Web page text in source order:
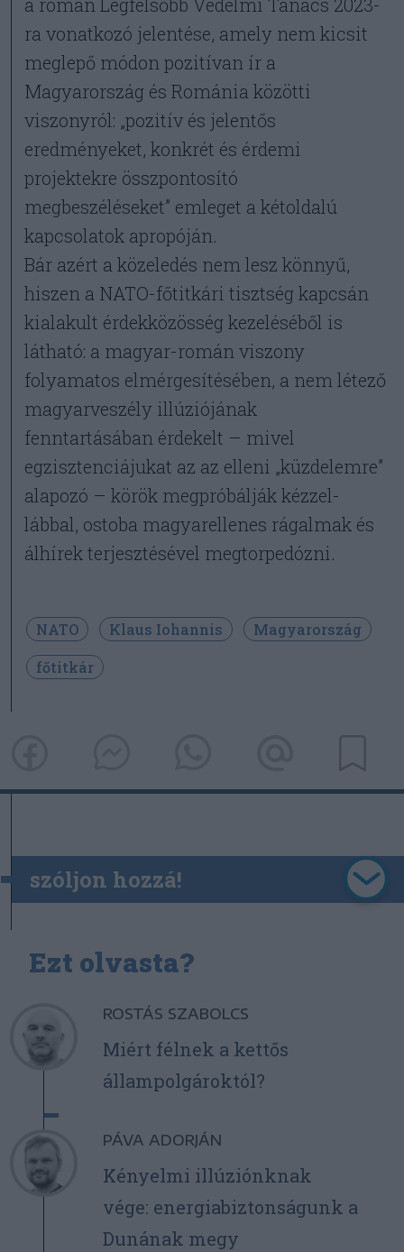
ra vonatkozó jelentése, amely nem kicsit
meglepő módon pozitívan ír a
Magyarország és Románia közötti
viszonyról: „pozitív és jelentős
eredményeket, konkrét és érdemi
projektekre összpontosító
megbeszéléseket” emleget a kétoldalú
kapcsolatok apropóján.
Bár azért a közeledés nem lesz könnyű,
hiszen a NATO-főtitkári tisztség kapcsán
kialakult érdekközösség kezeléséből is
látható: a magyar-román viszony
folyamatos elmérgesítésében, a nem létező
magyarveszély illúziójának
fenntartásában érdekelt – mivel
egzisztenciájukat az az elleni „küzdelemre”
alapozó – körök megpróbálják kézzel-
lábbal, ostoba magyarellenes rágalmak és
álhírek terjesztésével megtorpedózni.
NATO Klaus Iohannis
Magyarország
főtitkár
szóljon hozzá!
Ezt olvasta?
ROSTÁS SZABOLCS
Miért félnek a kettős
állampolgároktól?
PÁVA ADORJÁN
Kényelmi illúziónknak
vége: energiabiztonságunk a
Dunának megy